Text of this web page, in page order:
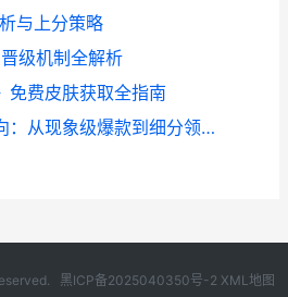
与上分策略
级机制全解析
免费皮肤获取全指南
2026年手游市场风向：从现象级爆款到细分领域深耕
黑ICP备2025040350号-2 XML地图